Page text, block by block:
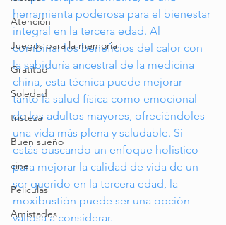
Atención
Juegos para la memoria
Gratitud
Soledad
tristeza
Buen sueño
cine
Peliculas
Amistades
herramienta poderosa para el bienestar
integral en la tercera edad. Al
combinar los beneficios del calor con
la sabiduría ancestral de la medicina
china, esta técnica puede mejorar
tanto la salud física como emocional
de los adultos mayores, ofreciéndoles
una vida más plena y saludable. Si
estás buscando un enfoque holístico
para mejorar la calidad de vida de un
ser querido en la tercera edad, la
moxibustión puede ser una opción
valiosa a considerar.